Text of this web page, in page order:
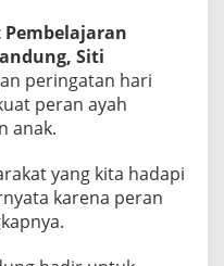
Pembelajaran
Siti
peringatan hari
peran ayah
anak.
yang kita hadapi
karena peran